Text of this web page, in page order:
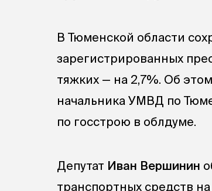
В Тюменской области
зарегистрированных
тяжких — на 2,7%. Об
начальника УМВД по
по госстрою в облдуме.
Депутат Иван Вершинин
транспортных средств